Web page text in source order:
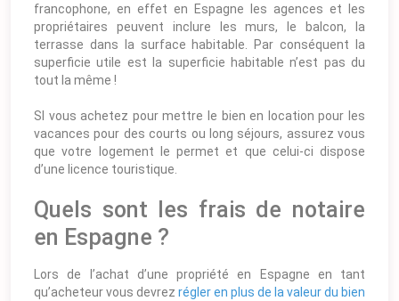
francophone, en effet en Espagne les agences et les
propriétaires peuvent inclure les murs, le balcon, la
terrasse dans la surface habitable. Par conséquent la
superficie utile est la superficie habitable n’est pas du
tout la même !
SI vous achetez pour mettre le bien en location pour les
vacances pour des courts ou long séjours, assurez vous
que votre logement le permet et que celui-ci dispose
d’une licence touristique.
Quels sont les frais de notaire
en Espagne ?
Lors de l’achat d’une propriété en Espagne en tant
qu’acheteur vous devrez régler en plus de la valeur du bien